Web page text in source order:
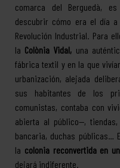
comarca del Berguedà,
descubrir cómo era el día
Revolución Industrial. Para
la Colònia Vidal, una
fábrica textil y en la que
urbanización, alejada
sus habitantes de los
comunistas, contaba con
abierta al público—,
bancaria, duchas públicas…
la colonia reconvertida en
dejará indiferente.